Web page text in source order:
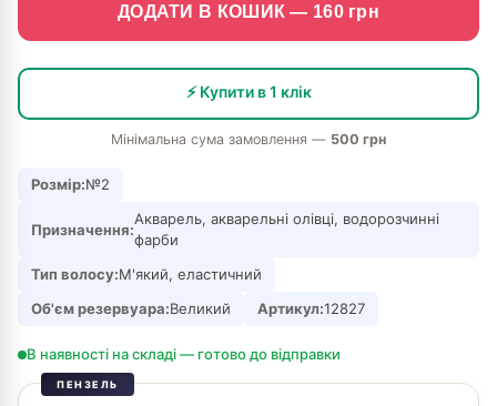
ДОДАТИ В КОШИК — 160грн
⚡ Купити в 1 клік
Мінімальна сума замовлення — 500 грн
Розмір:№2
Призначення:
Акварель, акварельні олівці, водорозчинні
фарби
Тип волосу:М'який, еластичний
Об'єм резервуара:Великий Артикул:12827
В наявності на складі — готово до відправки
ПЕНЗЕЛЬ